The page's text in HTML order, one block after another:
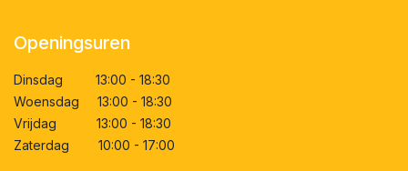
Openingsuren
Dinsdag 13:00 - 18:30
Woensdag 13:00 - 18:30
Vrijdag 13:00 - 18:30
Zaterdag 10:00 - 17:00